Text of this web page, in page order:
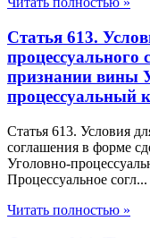
Статья 613.
процессуального
признании вины
процессуальный
Статья 613. Условия
соглашения в форме
Уголовно-
Процессуальное согл...
Читать полностью »